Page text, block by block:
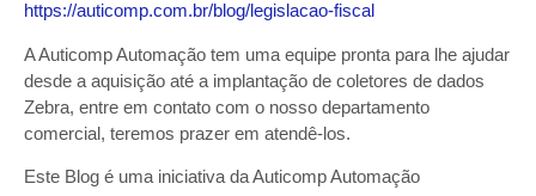
https://auticomp.com.br/blog/legislacao-fiscal
A Auticomp Automação tem uma equipe pronta para lhe ajudar
desde a aquisição até a implantação de coletores de dados
Zebra, entre em contato com o nosso departamento
comercial, teremos prazer em atendê-los.
Este Blog é uma iniciativa da Auticomp Automação